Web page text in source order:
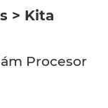
> Kita
Procesor